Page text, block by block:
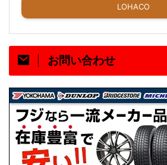
LOHACO
お問い合わせ